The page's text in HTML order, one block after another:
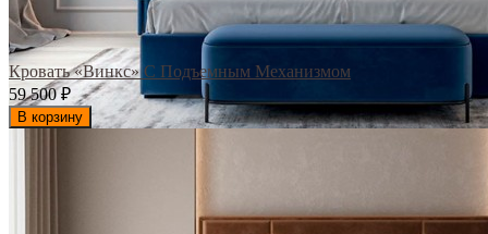
Кровать «Винкс» С Подъемным Механизмом
59 500₽
В корзину